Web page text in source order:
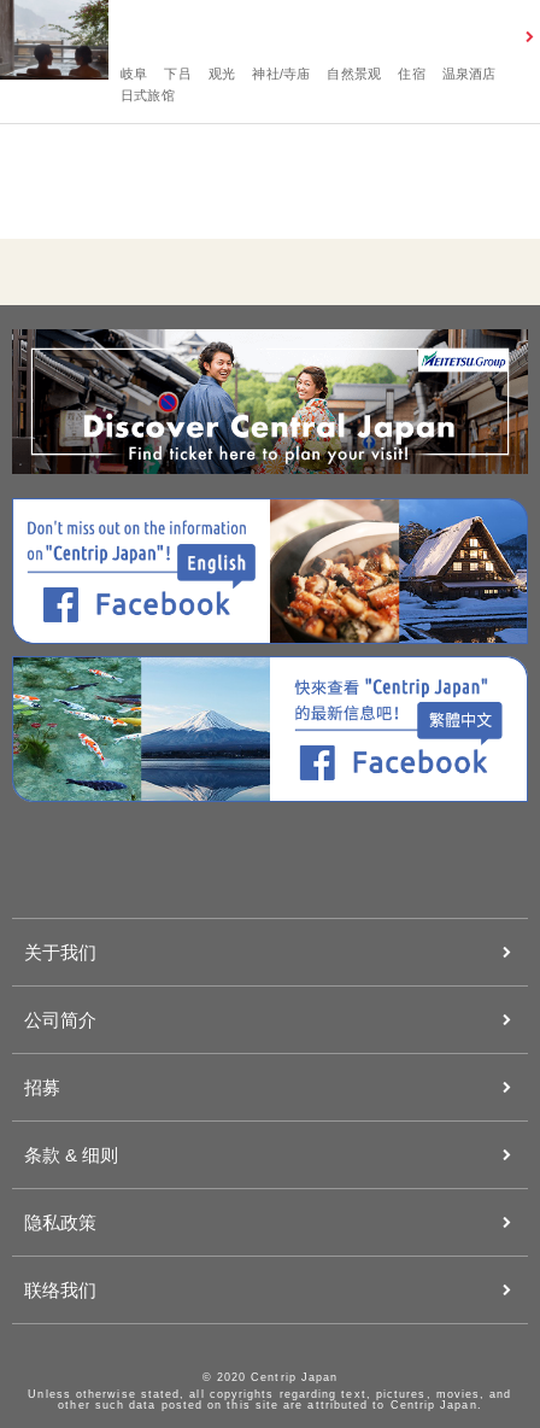
岐阜 下吕 观光 神社/寺庙 自然景观 住宿
温泉酒店
日式旅馆
关于我们
公司简介
招募
条款 & 细则
隐私政策
联络我们
© 2020 Centrip Japan
Unless otherwise stated, all copyrights regarding text, pictures, movies, and
other such data posted on this site are attributed to Centrip Japan.